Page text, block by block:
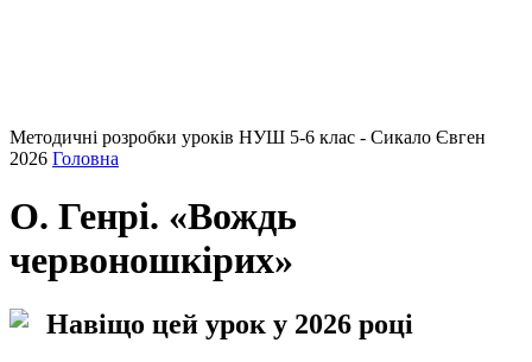
Методичні розробки уроків НУШ 5-6 клас - Сикало Євген
2026 Головна
О. Генрі. «Вождь
червоношкірих»
Навіщо цей урок у 2026 році